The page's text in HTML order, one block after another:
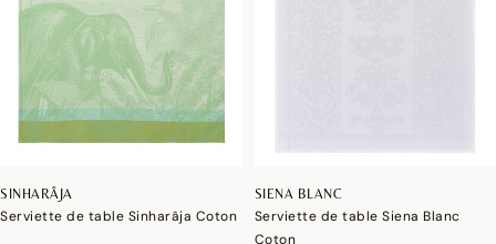
SINHARÂJA
Serviette de table Sinharâja Coton
SIENA BLANC
Serviette de table Siena Blanc
Coton